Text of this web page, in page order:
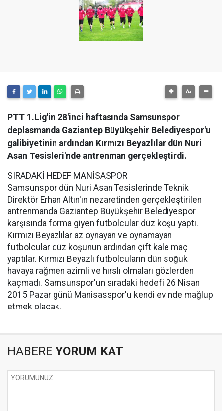
PTT 1.Lig'in 28'inci haftasında Samsunspor
deplasmanda Gaziantep Büyükşehir Belediyespor'u
galibiyetinin ardından Kırmızı Beyazlılar dün Nuri
Asan Tesisleri'nde antrenman gerçekleştirdi.
SIRADAKİ HEDEF MANİSASPOR
Samsunspor dün Nuri Asan Tesislerinde Teknik
Direktör Erhan Altın'ın nezaretinden gerçekleştirilen
antrenmanda Gaziantep Büyükşehir Belediyespor
karşısında forma giyen futbolcular düz koşu yaptı.
Kırmızı Beyazlılar az oynayan ve oynamayan
futbolcular düz koşunun ardından çift kale maç
yaptılar. Kırmızı Beyazlı futbolcuların dün soğuk
havaya rağmen azimli ve hırslı olmaları gözlerden
kaçmadı. Samsunspor'un sıradaki hedefi 26 Nisan
2015 Pazar günü Manisasspor'u kendi evinde mağlup
etmek olacak.
HABERE YORUM KAT